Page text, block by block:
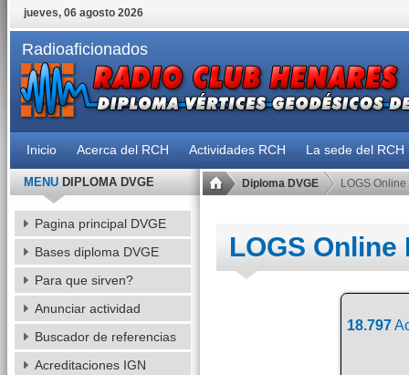
jueves, 06 agosto 2026
Radioaficionados
Inicio Acerca del RCH Actividades RCH La sede del RCH
Diploma DVGE LOGS Online
LOGS Online
18.797
MENUDIPLOMA DVGE
Pagina principal DVGE
Bases diploma DVGE
Para que sirven?
Anunciar actividad
Buscador de referencias
Acreditaciones IGN